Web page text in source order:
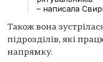
– написала
Також вона
підрозділів, які
напрямку.